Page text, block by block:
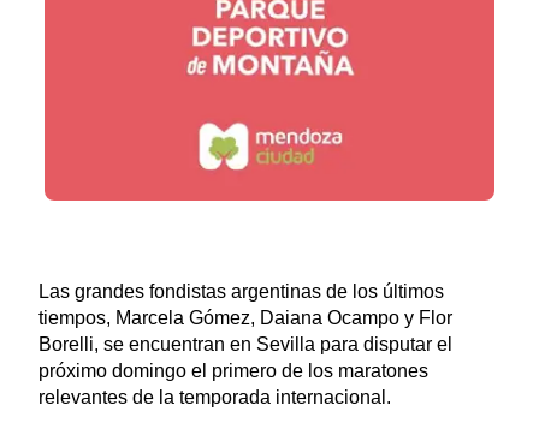
Las grandes fondistas argentinas de los últimos
tiempos, Marcela Gómez, Daiana Ocampo y Flor
Borelli, se encuentran en Sevilla para disputar el
próximo domingo el primero de los maratones
relevantes de la temporada internacional.